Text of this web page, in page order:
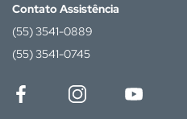
Contato Assistência
(55) 3541-0889
(55) 3541-0745